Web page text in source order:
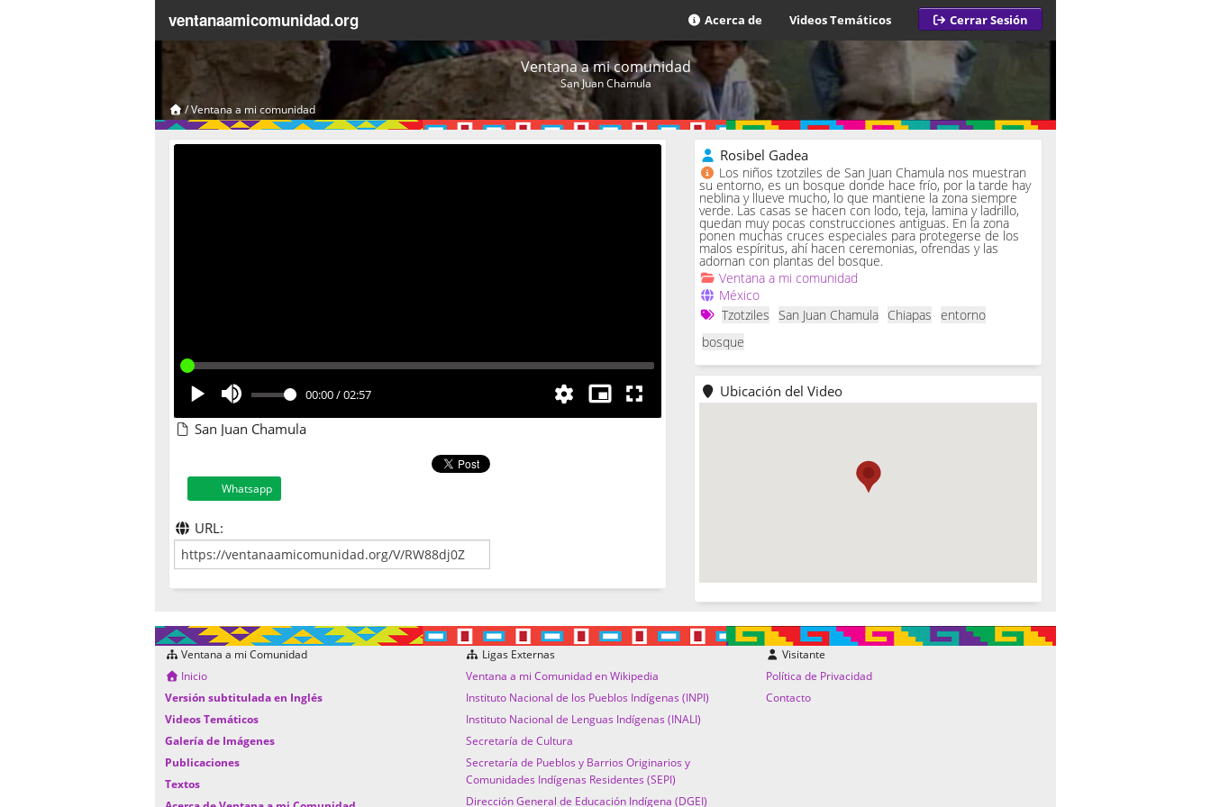
ventanaamicomunidad.org Acerca de Videos Temáticos Cerrar Sesión
Ventana a mi comunidad
San Juan Chamula
/Ventana a mi comunidad
00:00/02:57
San Juan Chamula
Whatsapp
URL:
Rosibel Gadea
Los niños tzotziles de San Juan Chamula nos muestran
su entorno, es un bosque donde hace frío, por la tarde hay
neblina y llueve mucho, lo que mantiene la zona siempre
verde. Las casas se hacen con lodo, teja, lamina y ladrillo,
quedan muy pocas construcciones antiguas. En la zona
ponen muchas cruces especiales para protegerse de los
malos espíritus, ahí hacen ceremonias, ofrendas y las
adornan con plantas del bosque.
Ventana a mi comunidad
México
Tzotziles San Juan Chamula Chiapas entorno
bosque
Ubicación del Video
Ventana a mi Comunidad
Inicio
Versión subtitulada en Inglés
Videos Temáticos
Galería de Imágenes
Publicaciones
Textos
Ligas Externas
Ventana a mi Comunidad en Wikipedia
Instituto Nacional de los Pueblos Indígenas (INPI)
Instituto Nacional de Lenguas Indígenas (INALI)
Secretaría de Cultura
Secretaría de Pueblos y Barrios Originarios y
Comunidades Indígenas Residentes (SEPI)
Dirección General de Educación Indígena (DGEI)
Visitante
Política de Privacidad
Contacto